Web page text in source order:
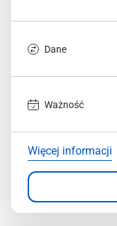
Dane
Ważność
Więcej informacji